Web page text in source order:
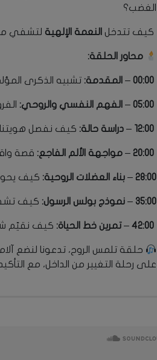
الغضب؟
كيف تتدخل النعمة الإلهية لتشفي
محاور الحلقة:
00:00
– المقدمة: تشبيه الذكرى
05:00
– الفهم النفسي والروحي:
12:00
– دراسة حالة: كيف نفصل هويتنا
20:00
– مواجهة الألم الفاجع: قصة
28:00
– بناء العضلات الروحية: كيف
35:00
– نموذج بولس الرسول: كيف
42:00
–تمرين خط الحياة: كيف نقيّم
حلقة تلمس الروح، تدعونا لنضع
على رحلة التغيير من الداخل، مع